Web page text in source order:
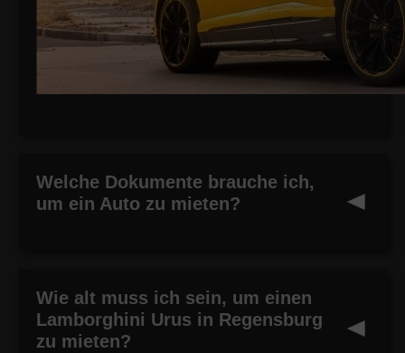
Welche Dokumente brauche ich,
um ein Auto zu mieten?
Wie alt muss ich sein, um einen
Lamborghini Urus in Regensburg
zu mieten?